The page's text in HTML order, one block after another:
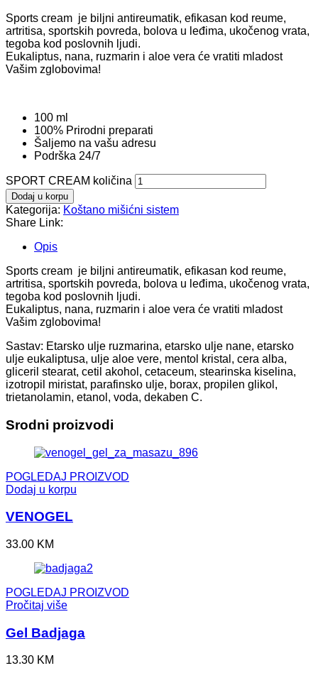
Sports cream je biljni antireumatik, efikasan kod reume,
artritisa, sportskih povreda, bolova u leđima, ukočenog vrata,
tegoba kod poslovnih ljudi.
Eukaliptus, nana, ruzmarin i aloe vera će vratiti mladost
Vašim zglobovima!
100 ml
100% Prirodni preparati
Šaljemo na vašu adresu
Podrška 24/7
SPORT CREAM količina
Dodaj u korpu
Kategorija: Koštano mišićni sistem
Share Link:
Opis
Sports cream je biljni antireumatik, efikasan kod reume,
artritisa, sportskih povreda, bolova u leđima, ukočenog vrata,
tegoba kod poslovnih ljudi.
Eukaliptus, nana, ruzmarin i aloe vera će vratiti mladost
Vašim zglobovima!
Sastav: Etarsko ulje ruzmarina, etarsko ulje nane, etarsko
ulje eukaliptusa, ulje aloe vere, mentol kristal, cera alba,
gliceril stearat, cetil akohol, cetaceum, stearinska kiselina,
izotropil miristat, parafinsko ulje, borax, propilen glikol,
trietanolamin, etanol, voda, dekaben C.
Srodni proizvodi
POGLEDAJ PROIZVOD
Dodaj u korpu
VENOGEL
33.00 KM
POGLEDAJ PROIZVOD
Pročitaj više
Gel Badjaga
13.30 KM